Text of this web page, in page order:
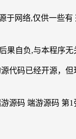
于网络,仅供一些
果自负,与本程序无
代码已经开源，